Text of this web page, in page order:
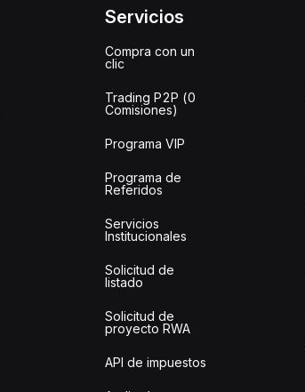
Servicios
Compra con un
clic
Trading P2P (0
Comisiones)
Programa VIP
Programa de
Referidos
Servicios
Institucionales
Solicitud de
listado
Solicitud de
proyecto RWA
API de impuestos